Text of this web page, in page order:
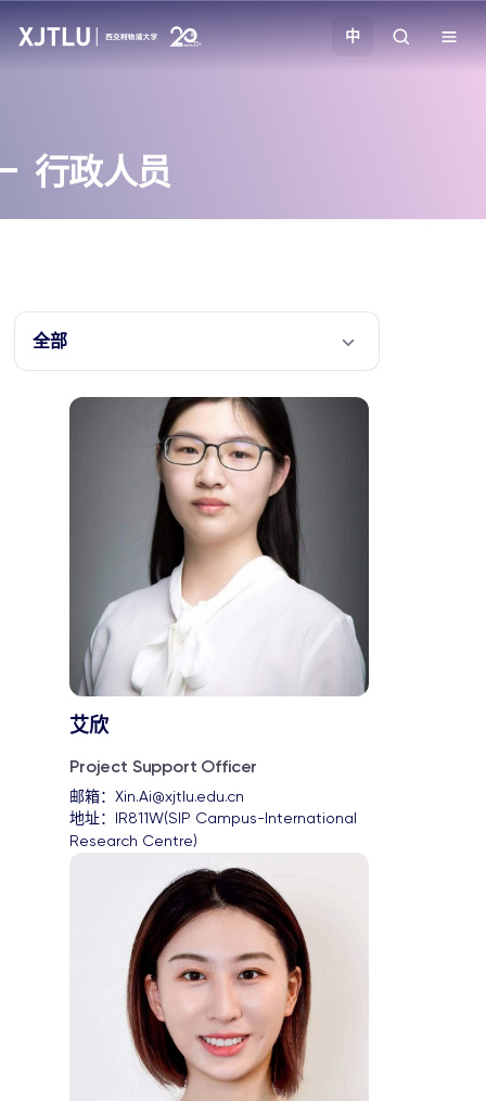
招生
学院
校园生活
中
行政人员
全部
艾欣
Project Support Officer
邮箱： Xin.Ai@xjtlu.edu.cn
地址： IR811W(SIP Campus-International
Research Centre)